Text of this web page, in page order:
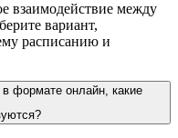
взаимодействие между
вариант,
расписанию и
в формате онлайн, какие